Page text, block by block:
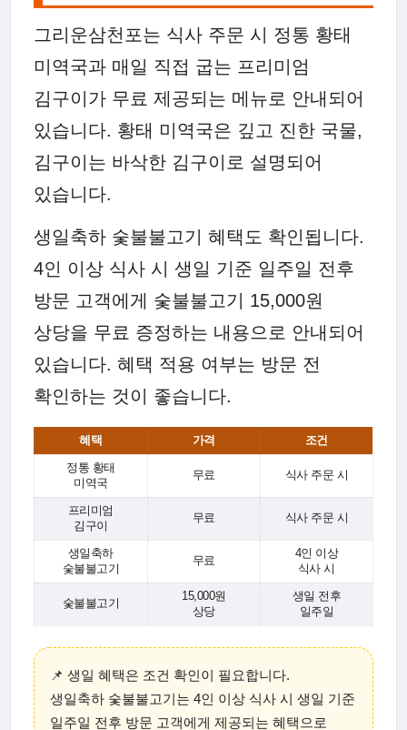
그리운삼천포는 식사 주문 시 정통 황태
미역국과 매일 직접 굽는 프리미엄
김구이가 무료 제공되는 메뉴로 안내되어
있습니다. 황태 미역국은 깊고 진한 국물,
김구이는 바삭한 김구이로 설명되어
있습니다.
생일축하 숯불불고기 혜택도 확인됩니다.
4인 이상 식사 시 생일 기준 일주일 전후
방문 고객에게 숯불불고기 15,000원
상당을 무료 증정하는 내용으로 안내되어
있습니다. 혜택 적용 여부는 방문 전
확인하는 것이 좋습니다.
혜택 가격 조건
정통 황태
미역국
무료 식사 주문 시
프리미엄
김구이
무료 식사 주문 시
생일축하
숯불불고기
무료
4인 이상
식사 시
숯불불고기
15,000원
상당
생일 전후
일주일
📌 생일 혜택은 조건 확인이 필요합니다.
생일축하 숯불불고기는 4인 이상 식사 시 생일 기준
일주일 전후 방문 고객에게 제공되는 혜택으로